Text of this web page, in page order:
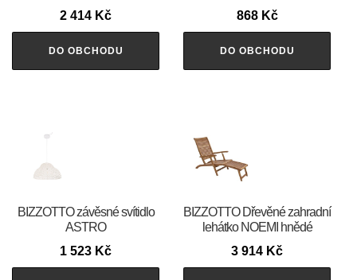
2 414 Kč
DO OBCHODU
868 Kč
DO OBCHODU
BIZZOTTO závěsné svítidlo
ASTRO
1 523 Kč
BIZZOTTO Dřevěné zahradní
lehátko NOEMI hnědé
3 914 Kč